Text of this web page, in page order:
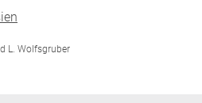
L. Wolfsgruber